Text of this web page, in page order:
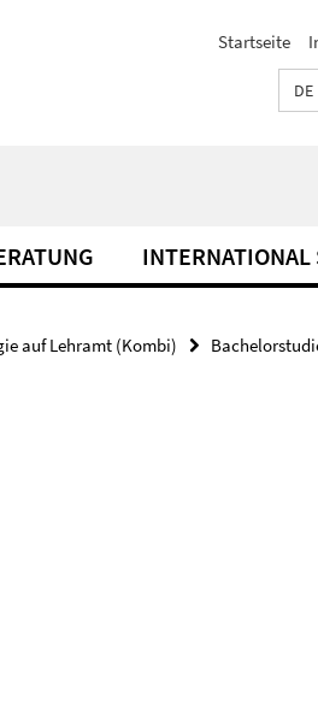
Startseite
DE
INTERNATIONAL
auf Lehramt (Kombi)